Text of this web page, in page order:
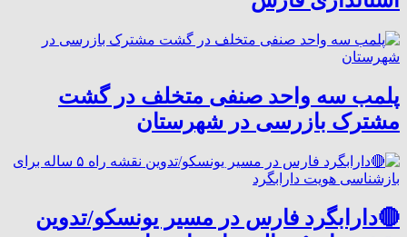
پلمب سه واحد صنفی متخلف در گشت
مشترک بازرسی در شهرستان
🔴دارابگرد فارس در مسیر یونسکو/تدوین